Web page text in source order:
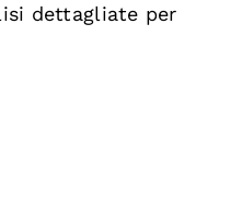
dettagliate per